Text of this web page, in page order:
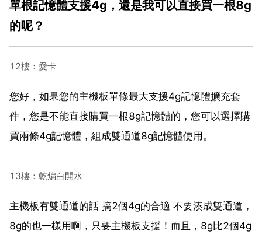
單根記憶體支援4g，還是我可以直接買一根8g
的呢？
12樓：愛卡
您好，如果您的主機板單條最大支援4g記憶體擴充套
件，您是不能直接購買一根8g記憶體的，您可以選擇購
買兩條4g記憶體，組成雙通道8g記憶體使用。
13樓：乾煸白開水
主機板有雙通道的話 搞2個4g的合適 不要湊成雙通道，
8g的也一樣用啊，只要主機板支援！而且，8g比2個4g